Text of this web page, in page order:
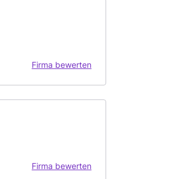
Firma bewerten
Firma bewerten